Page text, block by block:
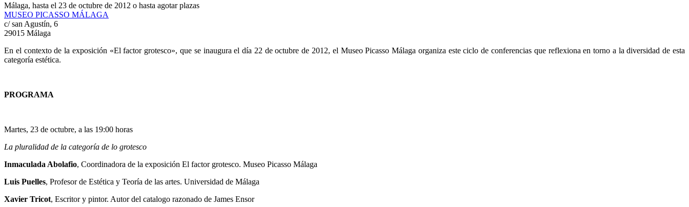
Málaga, hasta el 23 de octubre de 2012 o hasta agotar plazas
MUSEO PICASSO MÁLAGA
c/ san Agustín, 6
29015 Málaga
En el contexto de la exposición «El factor grotesco», que se inaugura el día 22 de octubre de 2012, el Museo Picasso Málaga organiza este ciclo de conferencias que reflexiona en torno a la diversidad de esta
categoría estética.
PROGRAMA
Martes, 23 de octubre, a las 19:00 horas
La pluralidad de la categoría de lo grotesco
Inmaculada Abolafio, Coordinadora de la exposición El factor grotesco. Museo Picasso Málaga
Luis Puelles, Profesor de Estética y Teoría de las artes. Universidad de Málaga
Xavier Tricot, Escritor y pintor. Autor del catalogo razonado de James Ensor